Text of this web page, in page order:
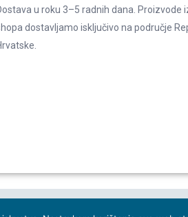
u roku 3–5 radnih dana. Proizvode
dostavljamo isključivo na područje